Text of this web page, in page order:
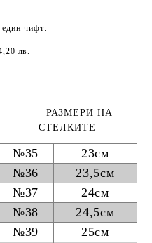
за един чифт:
лв.
РАЗМЕРИ НА
СТЕЛКИТЕ
№35
23см
№36
23,5см
№37
24см
№38
24,5см
№39
25см